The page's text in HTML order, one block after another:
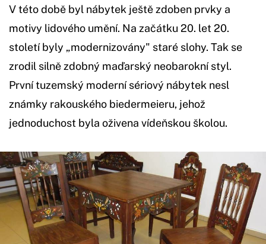
V této době byl nábytek ještě zdoben prvky a
motivy lidového umění. Na začátku 20. let 20.
století byly „modernizovány" staré slohy. Tak se
zrodil silně zdobný maďarský neobarokní styl.
První tuzemský moderní sériový nábytek nesl
známky rakouského biedermeieru, jehož
jednoduchost byla oživena vídeňskou školou.